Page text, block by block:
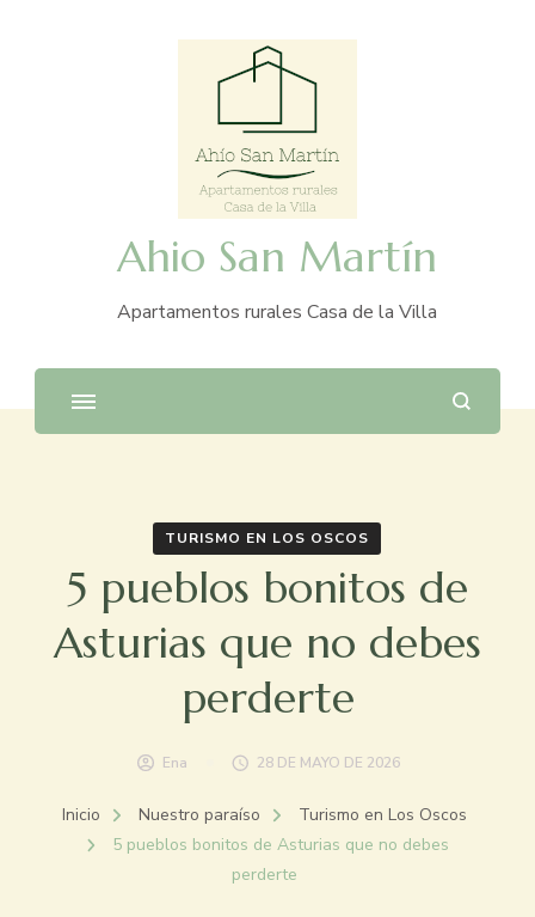
Ahio San Martín
Apartamentos rurales Casa de la Villa
TURISMO EN LOS OSCOS
5 pueblos bonitos de
Asturias que no debes
perderte
Ena 28 DE MAYO DE 2026
Inicio Nuestro paraíso
Turismo en Los Oscos
5 pueblos bonitos de Asturias que no debes
perderte